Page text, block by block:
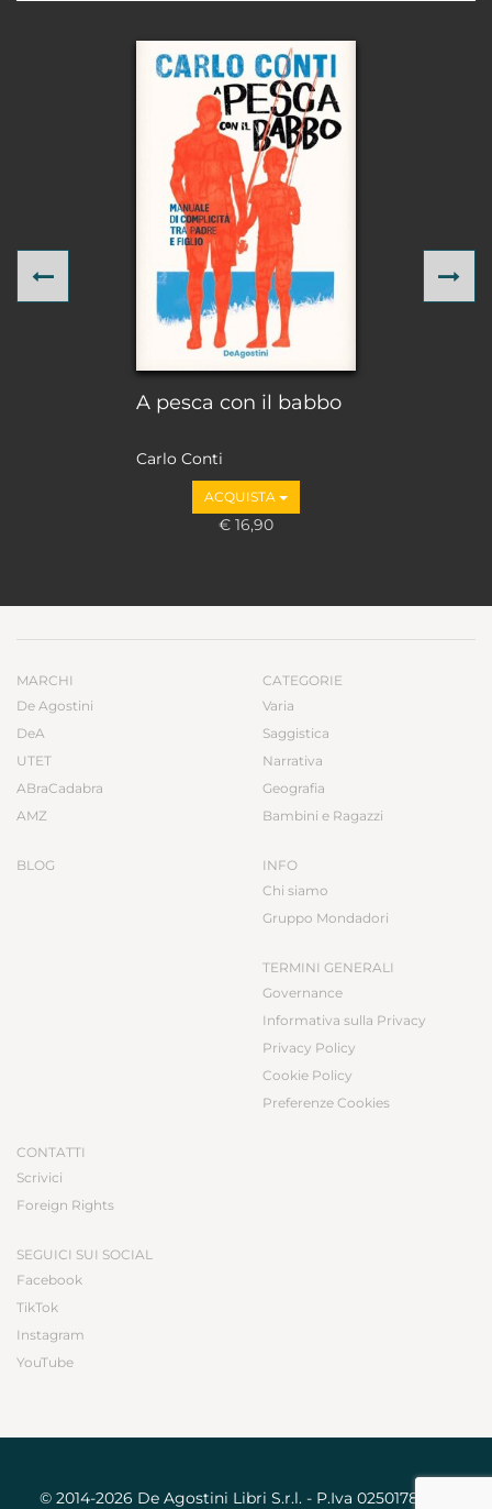
A pesca con il babbo
Carlo Conti
ACQUISTA
€ 16,90
Previous
MARCHI
De Agostini
DeA
UTET
ABraCadabra
AMZ
BLOG
CATEGORIE
Varia
Saggistica
Narrativa
Geografia
Bambini e Ragazzi
INFO
Chi siamo
Gruppo Mondadori
TERMINI GENERALI
Governance
Informativa sulla Privacy
Privacy Policy
Cookie Policy
Preferenze Cookies
CONTATTI
Scrivici
Foreign Rights
SEGUICI SUI SOCIAL
Facebook
TikTok
Instagram
YouTube
© 2014-2026 De Agostini Libri S.r.l. - P.Iva 02501780031